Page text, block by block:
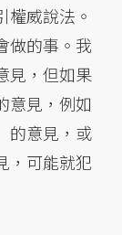
權威說法。
做的事。我
見，但如果
意見，例如
的意見，或
，可能就犯